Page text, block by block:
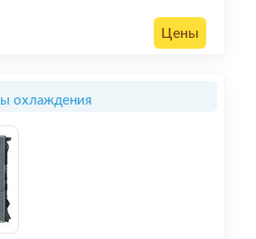
Цены
охлаждения